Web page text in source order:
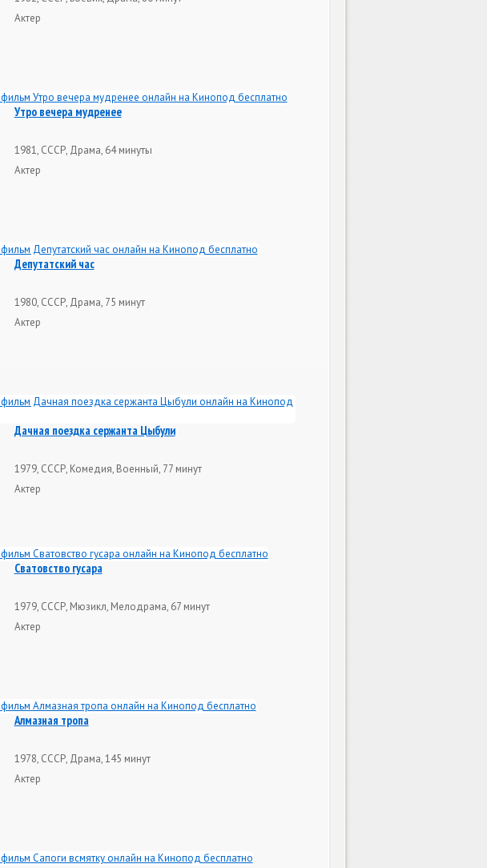
Актер
Утро вечера мудренее
1981, СССР, Драма, 64 минуты
Актер
Депутатский час
1980, СССР, Драма, 75 минут
Актер
Дачная поездка сержанта Цыбули
1979, СССР, Комедия, Военный, 77 минут
Актер
Сватовство гусара
1979, СССР, Мюзикл, Мелодрама, 67 минут
Актер
Алмазная тропа
1978, СССР, Драма, 145 минут
Актер